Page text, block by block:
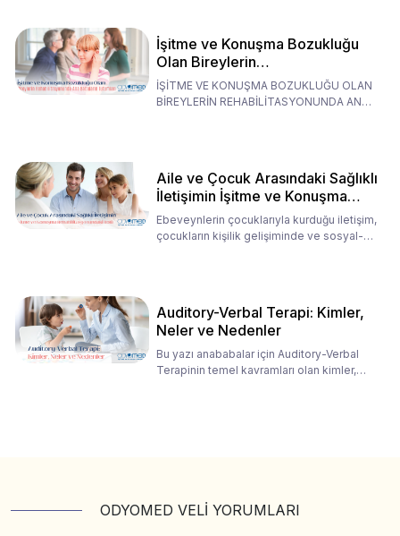
İşitme ve Konuşma Bozukluğu
Olan Bireylerin
Rehabilitasyonunda Ana
Babaların Tutumları
İŞİTME VE KONUŞMA BOZUKLUĞU OLAN
BİREYLERİN REHABİLİTASYONUNDA ANA
Aile ve Çocuk Arasındaki Sağlıklı
İletişimin İşitme ve Konuşma
Rehabilitasyonundaki Rolü
Ebeveynlerin çocuklarıyla kurduğu iletişim,
çocukların kişilik gelişiminde ve sosyal-
Auditory-Verbal Terapi: Kimler,
Neler ve Nedenler
Bu yazı anababalar için Auditory-Verbal
Terapinin temel kavramları olan kimler,
ODYOMED VELİ YORUMLARI